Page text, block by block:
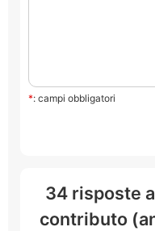
*: campi obbligatori
34 risposte
contributo